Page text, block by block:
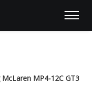
MP4-12C GT3